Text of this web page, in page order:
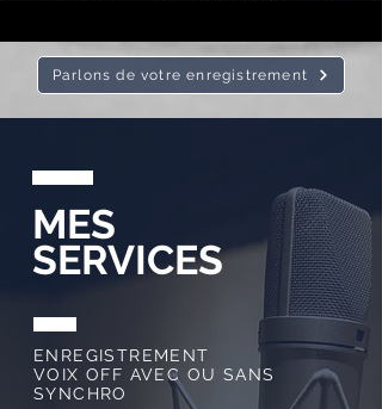
Parlons de votre enregistrement
MES
SERVICES
ENREGISTREMENT
VOIX OFF AVEC OU SANS
SYNCHRO